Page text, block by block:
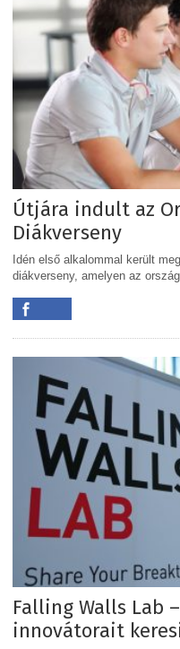
Útjára indult az
Diákverseny
Idén első alkalommal került
diákverseny, amelyen az
Falling Walls Lab
innovátorait